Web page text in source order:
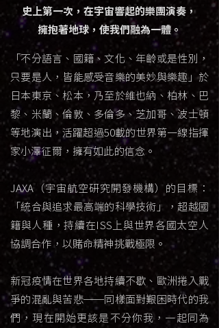
史上第一次，在宇宙響起的樂團演奏，
擁抱著地球，使我們融為一體。
「不分語言、國籍、文化、年齡或是性別，
只要是人，皆能感受音樂的美妙與樂趣」於
日本東京、松本，乃至於維也納、柏林、巴
黎、米蘭、倫敦、多倫多、芝加哥、波士頓
等地演出，活躍超過50載的世界第一線指揮
家小澤征爾，擁有如此的信念。
JAXA（宇宙航空研究開發機構）的目標：
「統合與追求最高端的科學技術」，超越國
籍與人種，持續在ISS上與世界各國太空人
協調合作，以賭命精神挑戰極限。
新冠疫情在世界各地持續不歇、歐洲捲入戰
爭的混亂與苦悲──同樣面對艱困時代的我
們，現在開始更該是不分你我，一起同為